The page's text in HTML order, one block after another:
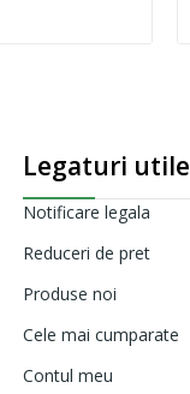
Legaturi utile
Notificare legala
Reduceri de pret
Produse noi
Cele mai cumparate
Contul meu